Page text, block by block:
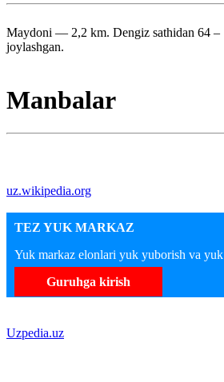
Maydoni — 2,2 km. Dengiz sathidan 64 –
joylashgan.
Manbalar
uz.wikipedia.org
TEZ YUK MARKAZ
Yuk markaz elonlari yuk yuborish va yuk
Guruhga kirish
Uzpedia.uz